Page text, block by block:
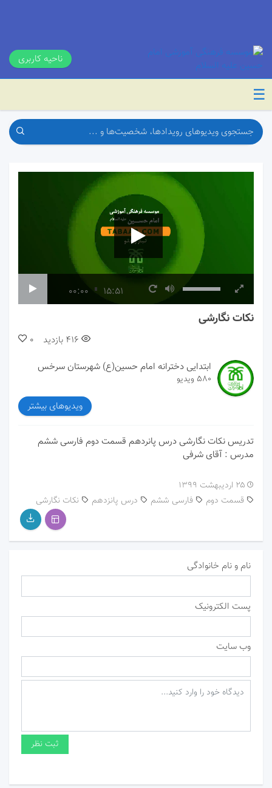
ناحیه کاربری
☰
00:00 15:51
نکات نگارشی
0 416 بازدید
ابتدایی دخترانه امام حسین(ع) شهرستان سرخس
580 ویدیو
ویدیوهای بیشتر
تدریس نکات نگارشی درس پانردهم قسمت دوم فارسی ششم
مدرس : آقای شرفی
۲۵ اردیبهشت ۱۳۹۹
درس پانزدهم
فارسی ششم قسمت دوم نکات نگارشی
نام و نام خانوادگی
پست الکترونیک
وب سایت